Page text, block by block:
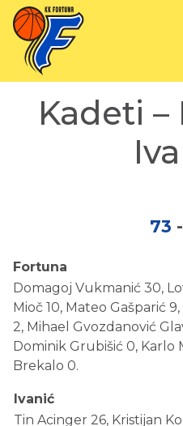
Kadeti –
73 -
Fortuna
Domagoj Vukmanić 30,
Mioč 10, Mateo Gašparić
2, Mihael Gvozdanović
Dominik Grubišić 0, Karlo
Brekalo 0.
Ivanić
Tin Acinger 26, Kristijan